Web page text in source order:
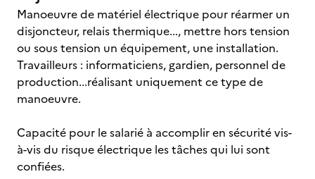
Manoeuvre de matériel électrique pour réarmer un
disjoncteur, relais thermique..., mettre hors tension
ou sous tension un équipement, une installation.
Travailleurs : informaticiens, gardien, personnel de
production...réalisant uniquement ce type de
manoeuvre.
Capacité pour le salarié à accomplir en sécurité vis-
à-vis du risque électrique les tâches qui lui sont
confiées.